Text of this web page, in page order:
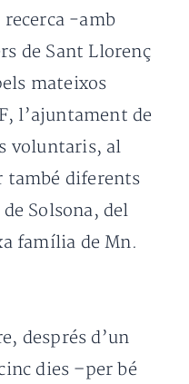
-amb
de Sant Llorenç
mateixos
l’ajuntament de
voluntaris, al
també diferents
Solsona, del
família de Mn.
després d’un
dies –per bé